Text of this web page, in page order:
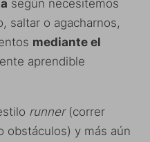
según necesitemos
saltar o agacharnos,
mediante el
aprendible
runner(correr
obstáculos) y más aún